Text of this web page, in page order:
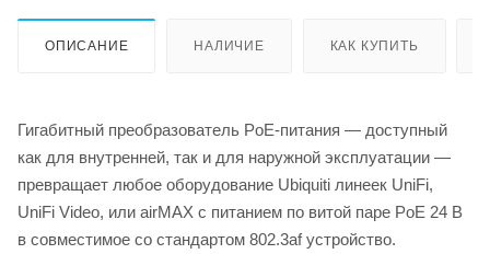
ОПИСАНИЕ НАЛИЧИЕ КАК КУПИТЬ
Гигабитный преобразователь PoE-питания — доступный
как для внутренней, так и для наружной эксплуатации —
превращает любое оборудование Ubiquiti линеек UniFi,
UniFi Video, или airMAX с питанием по витой паре PoE 24 В
в совместимое со стандартом 802.3af устройство.